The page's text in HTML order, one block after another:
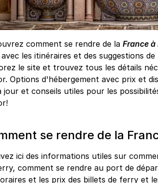
comment se rendre de la France
les itinéraires et des suggestions
le site et trouvez tous les détails
Options d'hébergement avec prix et
jour et conseils utiles pour les
se rendre de la
ici des informations utiles sur
comment se rendre au port de
et les prix des billets de ferry et